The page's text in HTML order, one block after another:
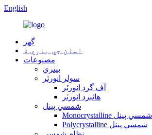
English
گهر
اسان جي باري ۾
مصنوعات
بيٽري
سولر انورٽر
آف گرڊ انورٽر
هائبرڊ انورٽر
شمسي پينل
Monocrystalline شمسي پينل
Polycrystalline شمسي پينل